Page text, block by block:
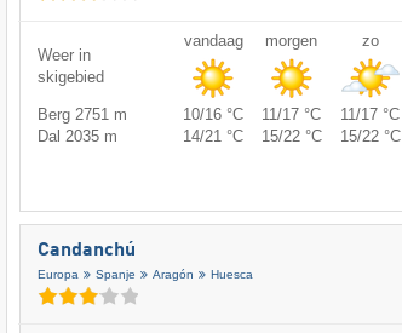
Weer in
skigebied
vandaag morgen zo
Berg 2751 m 10/16 °C 11/17 °C 11/17 °C
Dal 2035 m
14/21 °C 15/22 °C 15/22 °C
Candanchú
Europa Spanje Aragón Huesca